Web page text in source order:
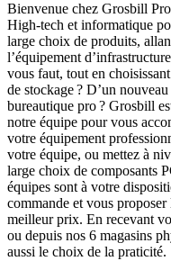
Bienvenue chez Grosbill
High-tech et informatique
large choix de produits,
l’équipement
vous faut, tout en
de stockage ? D’un
bureautique pro ? Grosbill
notre équipe pour vous
votre équipement
votre équipe, ou mettez à
large choix de composants
équipes sont à votre
commande et vous
meilleur prix. En recevant
ou depuis nos 6 magasins
aussi le choix de la praticité.